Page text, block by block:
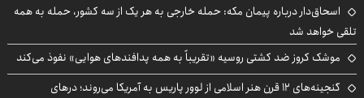
اسحاق‌دار درباره پیمان مکه: حمله خارجی به هر یک از سه کشور، حمله به همه
تلقی خواهد شد
موشک کروز ضد کشتی روسیه «تقریباً به همه پدافندهای هوایی» نفوذ می‌کند
گنجینه‌های ۱۲ قرن هنر اسلامی از لوور پاریس به آمریکا می‌روند؛ درهای